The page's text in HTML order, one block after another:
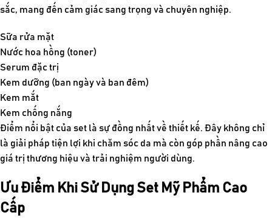
sắc, mang đến cảm giác sang trọng và chuyên nghiệp.
Sữa rửa mặt
Nước hoa hồng (toner)
Serum đặc trị
Kem dưỡng (ban ngày và ban đêm)
Kem mắt
Kem chống nắng
Điểm nổi bật của set là sự đồng nhất về thiết kế. Đây không chỉ
là giải pháp tiện lợi khi chăm sóc da mà còn góp phần nâng cao
giá trị thương hiệu và trải nghiệm người dùng.
Ưu Điểm Khi Sử Dụng Set Mỹ Phẩm Cao
Cấp